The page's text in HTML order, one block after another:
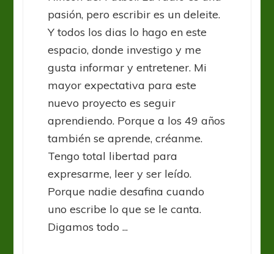
pasión, pero escribir es un deleite.
Y todos los dias lo hago en este
espacio, donde investigo y me
gusta informar y entretener. Mi
mayor expectativa para este
nuevo proyecto es seguir
aprendiendo. Porque a los 49 años
también se aprende, créanme.
Tengo total libertad para
expresarme, leer y ser leído.
Porque nadie desafina cuando
uno escribe lo que se le canta.
Digamos todo ...